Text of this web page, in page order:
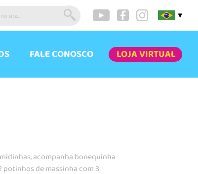
▼
FALE CONOSCO LOJA VIRTUAL
acompanha bonequinha
de massinha com 3